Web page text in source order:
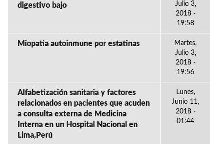
digestivo bajo
Julio 3,
2018 -
19:58
Miopatia autoinmune por estatinas
Martes,
Julio 3,
2018 -
19:56
Alfabetización sanitaria y factores
relacionados en pacientes que acuden
a consulta externa de Medicina
Interna en un Hospital Nacional en
Lima,Perú
Lunes,
Junio 11,
2018 -
01:44